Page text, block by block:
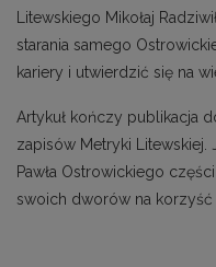
Litewskiego Mikołaj
starania samego
kariery i utwierdzić się na
Artykuł kończy publikacja
zapisów Metryki
Pawła Ostrowickiego
swoich dworów na korzyść